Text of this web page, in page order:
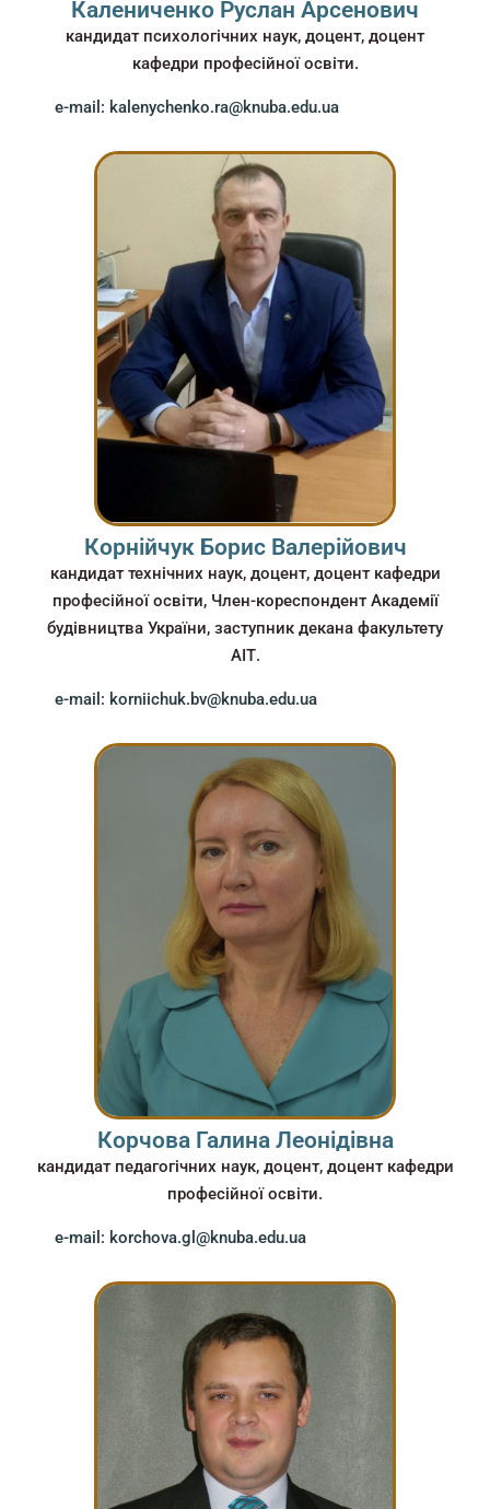
Калениченко Руслан Арсенович
кандидат психологічних наук, доцент, доцент
кафедри професійної освіти.
e-mail: kalenychenko.ra@knuba.edu.ua
Корнійчук Борис Валерійович
кандидат технічних наук, доцент, доцент кафедри
професійної освіти, Член-кореспондент Академії
будівництва України, заступник декана факультету
АІТ.
e-mail: korniichuk.bv@knuba.edu.ua
Корчова Галина Леонідівна
кандидат педагогічних наук, доцент, доцент кафедри
професійної освіти.
e-mail: korchova.gl@knuba.edu.ua